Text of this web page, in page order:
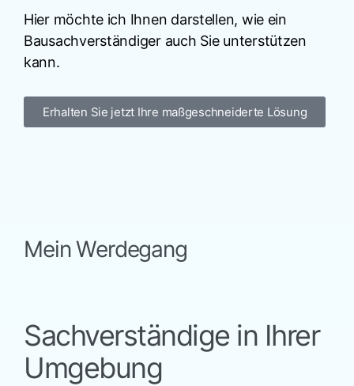
Hier möchte ich Ihnen darstellen, wie ein
Bausachverständiger auch Sie unterstützen
kann.
Erhalten Sie jetzt Ihre maßgeschneiderte Lösung
Mein Werdegang
Sachverständige in Ihrer
Umgebung